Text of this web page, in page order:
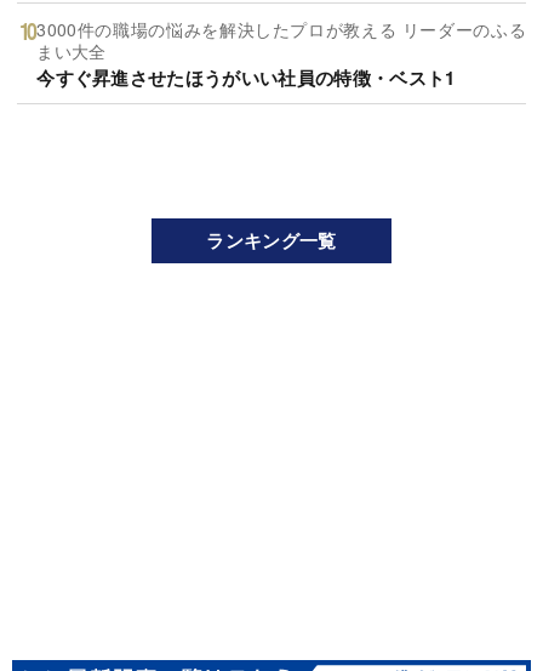
3000件の職場の悩みを解決したプロが教える リーダーのふる
まい大全
今すぐ昇進させたほうがいい社員の特徴・ベスト1
ランキング一覧